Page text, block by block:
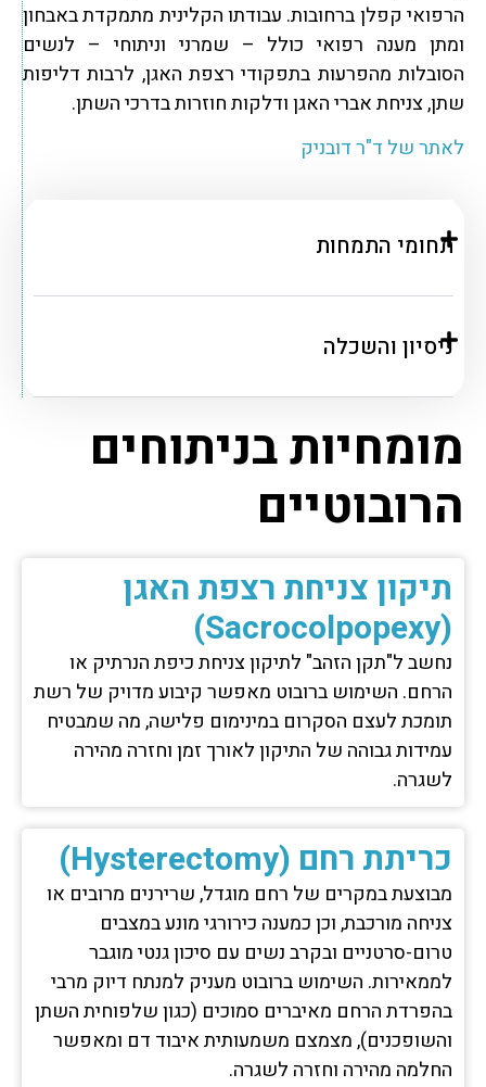
הרפואי קפלן ברחובות. עבודתו הקלינית מתמקדת באבחון
ומתן מענה רפואי כולל – שמרני וניתוחי – לנשים
הסובלות מהפרעות בתפקודי רצפת האגן, לרבות דליפות
שתן, צניחת אברי האגן ודלקות חוזרות בדרכי השתן.
לאתר של ד"ר דובניק
תחומי התמחות
ניסיון והשכלה
מומחיות בניתוחים
הרובוטיים
תיקון צניחת רצפת האגן
(Sacrocolpopexy)
נחשב ל"תקן הזהב" לתיקון צניחת כיפת הנרתיק או
הרחם. השימוש ברובוט מאפשר קיבוע מדויק של רשת
תומכת לעצם הסקרום במינימום פלישה, מה שמבטיח
עמידות גבוהה של התיקון לאורך זמן וחזרה מהירה
לשגרה.
כריתת רחם (Hysterectomy)
מבוצעת במקרים של רחם מוגדל, שרירנים מרובים או
צניחה מורכבת, וכן כמענה כירורגי מונע במצבים
טרום-סרטניים ובקרב נשים עם סיכון גנטי מוגבר
לממאירות. השימוש ברובוט מעניק למנתח דיוק מרבי
בהפרדת הרחם מאיברים סמוכים (כגון שלפוחית השתן
והשופכנים), מצמצם משמעותית איבוד דם ומאפשר
החלמה מהירה וחזרה לשגרה.